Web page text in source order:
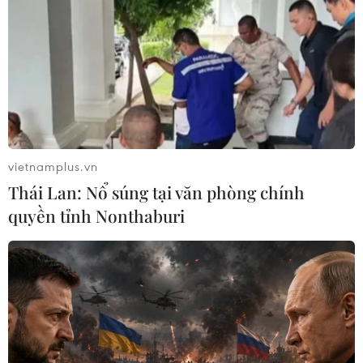
#xe tập lái TP. Hà Nội
Theo dõi VietnamPlus
TIN LIÊN QUAN
vietnamplus.vn
Thái Lan: Nổ súng tại văn phòng chính
quyền tỉnh Nonthaburi